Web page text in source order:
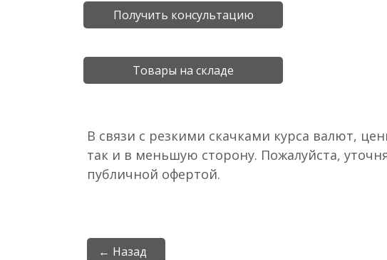
Получить консультацию
Товары на складе
В связи с резкими скачками курса валют,
так и в меньшую сторону. Пожалуйста,
публичной офертой.
← Назад